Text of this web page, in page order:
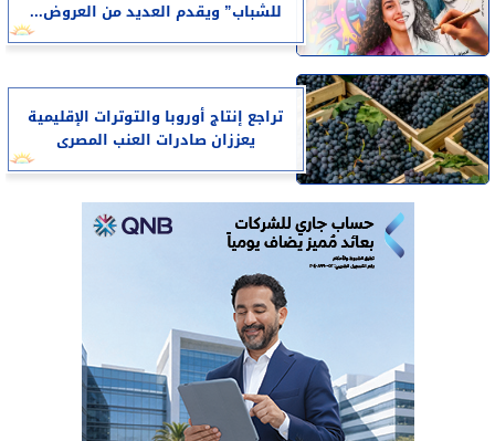
للشباب” ويقدم العديد من العروض...
تراجع إنتاج أوروبا والتوترات الإقليمية
يعززان صادرات العنب المصرى